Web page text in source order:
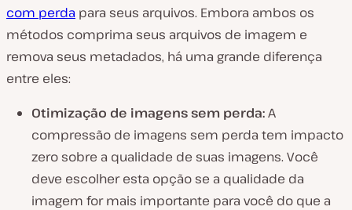
com perda para seus arquivos. Embora ambos os
métodos comprima seus arquivos de imagem e
remova seus metadados, há uma grande diferença
entre eles:
Otimização de imagens sem perda:A
compressão de imagens sem perda tem impacto
zero sobre a qualidade de suas imagens. Você
deve escolher esta opção se a qualidade da
imagem for mais importante para você do que a